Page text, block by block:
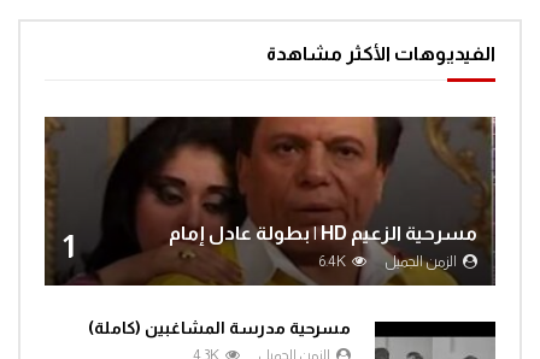
مغامرات الفضاء جرندايزر الحلقة 61
1.4K
مغامرات الفضاء جرندايزر الحلقة 62
1.4K
مغامرات الفضاء جرندايزر الحلقة 63
1.4K
0
الفيديوهات الأكثر مشاهدة
1 مسرحية الزعيم HD | بطولة عادل إمام
الزمن الجميل 6.4K
مسرحية مدرسة المشاغبين (كاملة)
الزمن الجميل 4.3K